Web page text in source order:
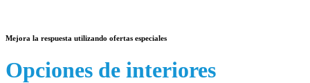
Mejora la respuesta utilizando ofertas especiales
Opciones de interiores